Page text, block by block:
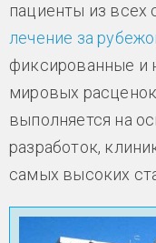
пациенты из всех
лечение за
фиксированные и
мировых
выполняется на
разработок,
самых высоких